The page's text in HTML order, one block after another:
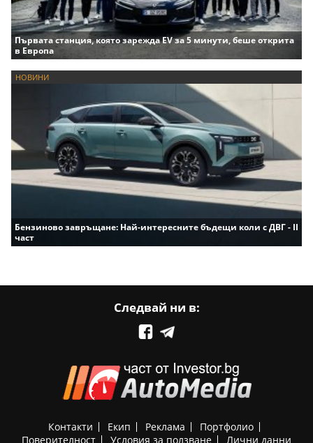
Първата станция, която зарежда EV за 5 минути, беше открита
в Европа
НОВИНИ
Бензиново завръщане: Най-интересните бъдещи коли с ДВГ - II
част
Следвай ни в:
Контакти Екип Реклама
Портфолио
Поверителност
Условия за ползване Лични данни